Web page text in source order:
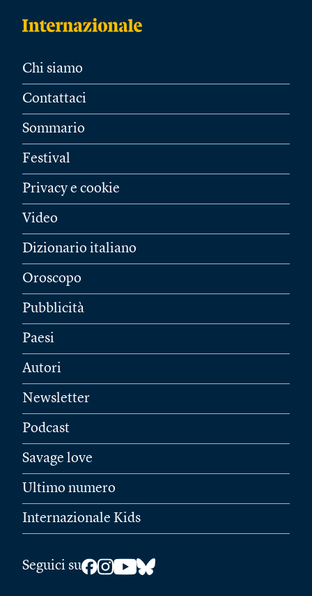
Chi siamo
Contattaci
Sommario
Festival
Privacy e cookie
Video
Dizionario italiano
Oroscopo
Pubblicità
Paesi
Autori
Newsletter
Podcast
Savage love
Ultimo numero
Internazionale Kids
Seguici su